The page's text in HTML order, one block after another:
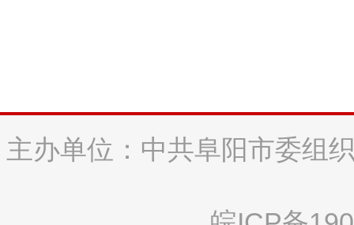
主办单位：中共阜阳市委组